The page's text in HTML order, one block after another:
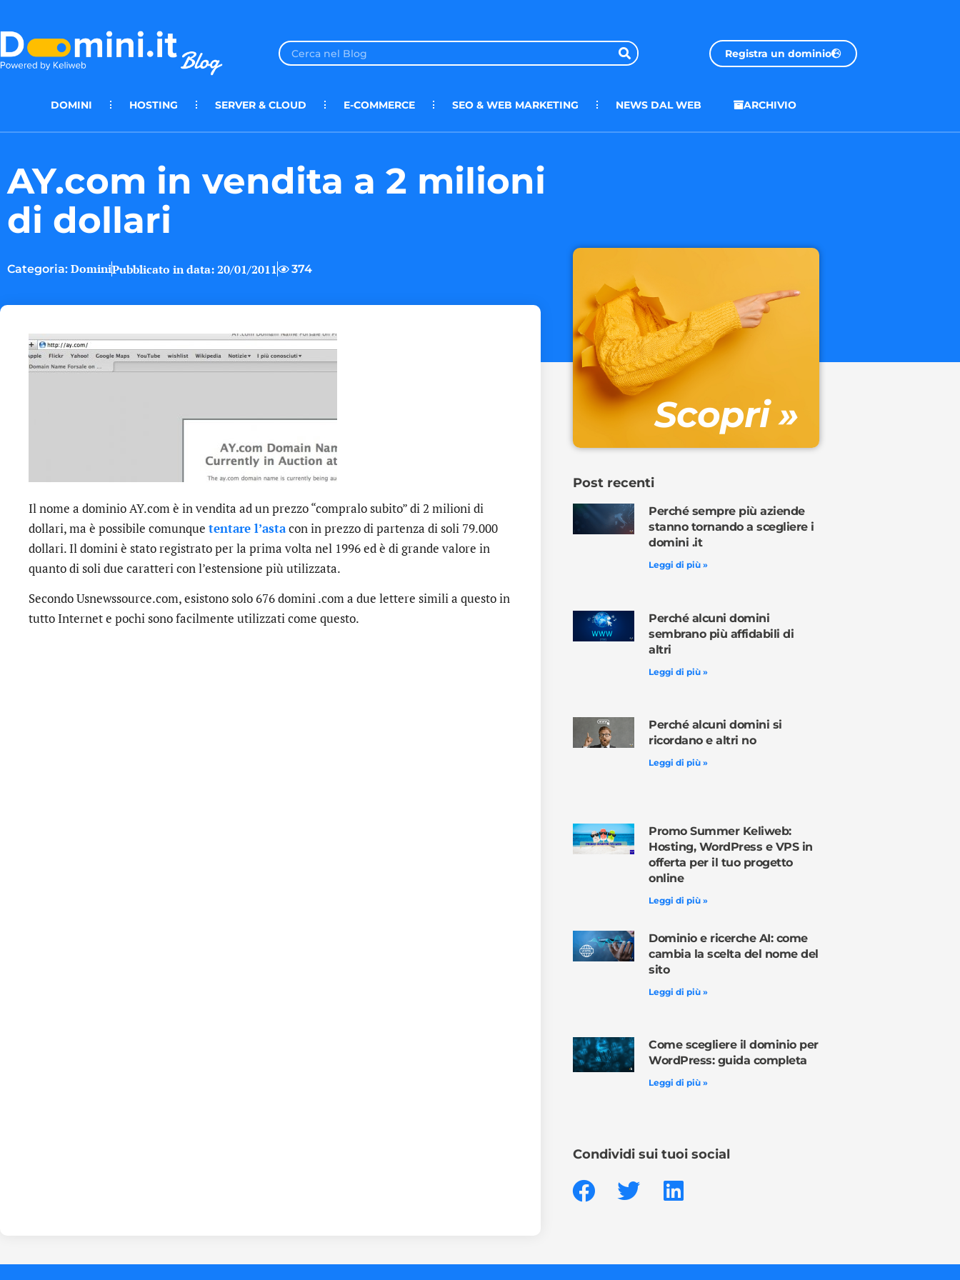
Registra un dominio
DOMINI HOSTING SERVER & CLOUD E-COMMERCE SEO & WEB MARKETING NEWS DAL WEB ARCHIVIO
AY.com in vendita a 2 milioni
di dollari
Categoria: DominiPubblicato in data:20/01/2011 374
Il nome a dominio AY.com è in vendita ad un prezzo “compralo subito” di 2 milioni di
dollari, ma è possibile comunque tentare l’astacon in prezzo di partenza di soli 79.000
dollari. Il domini è stato registrato per la prima volta nel 1996 ed è di grande valore in
quanto di soli due caratteri con l’estensione più utilizzata.
Secondo Usnewssource.com, esistono solo 676 domini .com a due lettere simili a questo in
tutto Internet e pochi sono facilmente utilizzati come questo.
Scopri »
Post recenti
Perché sempre più aziende
stanno tornando a scegliere i
domini .it
Leggi di più »
Perché alcuni domini
sembrano più affidabili di
altri
Leggi di più »
Perché alcuni domini si
ricordano e altri no
Leggi di più »
Promo Summer Keliweb:
Hosting, WordPress e VPS in
offerta per il tuo progetto
online
Leggi di più »
Dominio e ricerche AI: come
cambia la scelta del nome del
sito
Leggi di più »
Come scegliere il dominio per
WordPress: guida completa
Leggi di più »
Condividi sui tuoi social